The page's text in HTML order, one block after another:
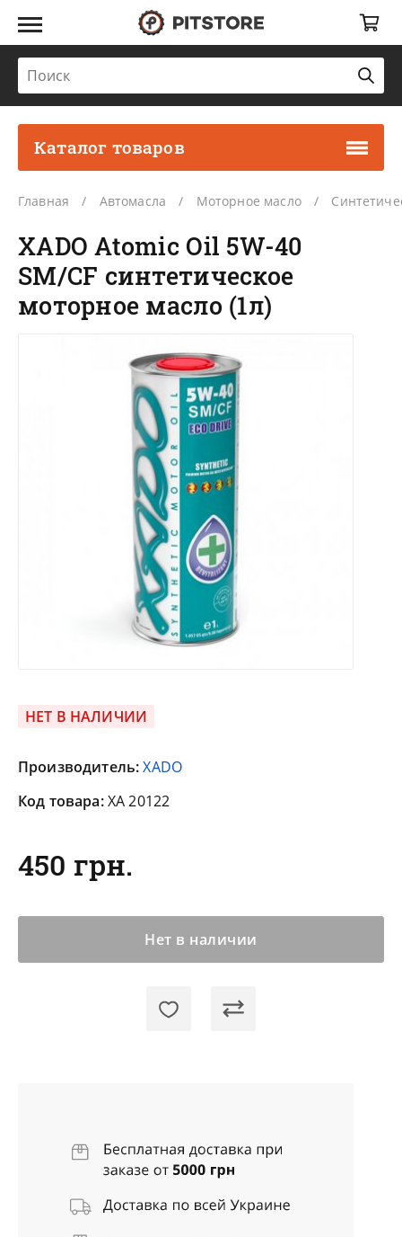
Каталог товаров
Главная Автомасла Моторное масло
XADO Atomic Oil 5W-40
SM/CF синтетическое
моторное масло (1л)
НЕТ В НАЛИЧИИ
Производитель:XADO
Код товара:XA 20122
450 грн.
Нет в наличии